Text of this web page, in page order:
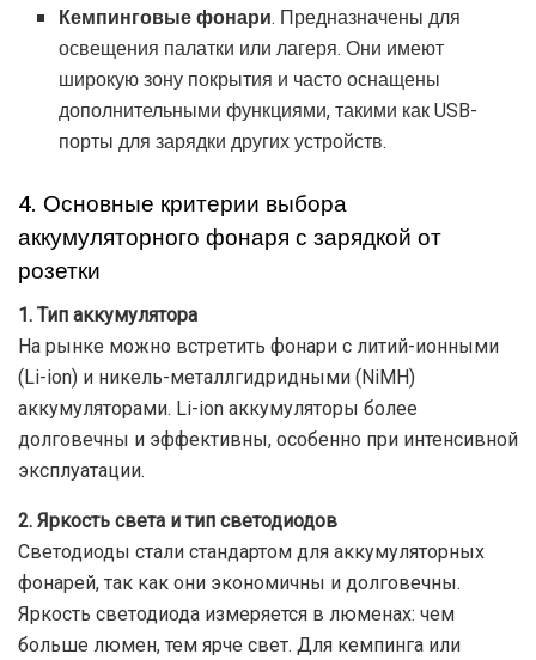
Кемпинговые фонари. Предназначены для
освещения палатки или лагеря. Они имеют
широкую зону покрытия и часто оснащены
дополнительными функциями, такими как USB-
порты для зарядки других устройств.
4. Основные критерии выбора
аккумуляторного фонаря с зарядкой от
розетки
1. Тип аккумулятора
На рынке можно встретить фонари с литий-ионными
(Li-ion) и никель-металлгидридными (NiMH)
аккумуляторами. Li-ion аккумуляторы более
долговечны и эффективны, особенно при интенсивной
эксплуатации.
2. Яркость света и тип светодиодов
Светодиоды стали стандартом для аккумуляторных
фонарей, так как они экономичны и долговечны.
Яркость светодиода измеряется в люменах: чем
больше люмен, тем ярче свет. Для кемпинга или